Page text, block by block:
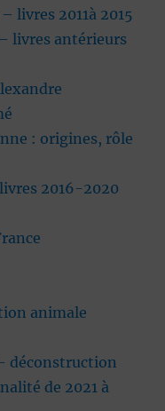
livres 2011à 2015
livres antérieurs
: origines, rôle
2016-2020
animale
déconstruction
de 2021 à